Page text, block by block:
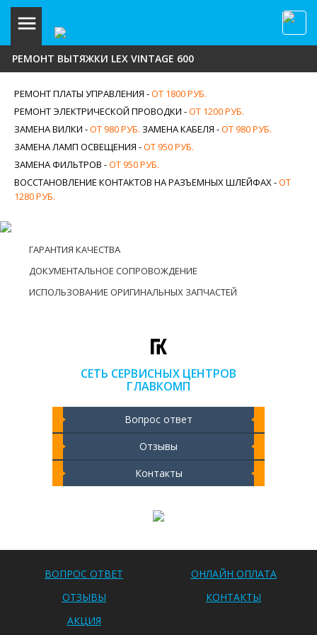
СЕТЬ СЕРВИСНЫХ ЦЕНТРОВ
ГЛАВКОМП
Вопрос ответ
Отзывы
Контакты
РЕМОНТ ВЫТЯЖКИ LEX VINTAGE 600
РЕМОНТ ПЛАТЫ УПРАВЛЕНИЯ -ОТ 1800 РУБ.
РЕМОНТ ЭЛЕКТРИЧЕСКОЙ ПРОВОДКИ -ОТ 1200 РУБ.
ЗАМЕНА ВИЛКИ -ОТ 980 РУБ. ЗАМЕНА КАБЕЛЯ -ОТ 980 РУБ.
ЗАМЕНА ЛАМП ОСВЕЩЕНИЯ -ОТ 950 РУБ.
ЗАМЕНА ФИЛЬТРОВ -ОТ 950 РУБ.
ВОССТАНОВЛЕНИЕ КОНТАКТОВ НА РАЗЪЕМНЫХ ШЛЕЙФАХ -ОТ
1280 РУБ.
ГАРАНТИЯ КАЧЕСТВА
ДОКУМЕНТАЛЬНОЕ СОПРОВОЖДЕНИЕ
ИСПОЛЬЗОВАНИЕ ОРИГИНАЛЬНЫХ ЗАПЧАСТЕЙ
ВОПРОС ОТВЕТ
ОНЛАЙН ОПЛАТА
ОТЗЫВЫ
КОНТАКТЫ
АКЦИЯ